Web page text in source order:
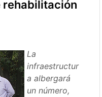
rehabilitación
La
infraestructur
a albergará
un número,